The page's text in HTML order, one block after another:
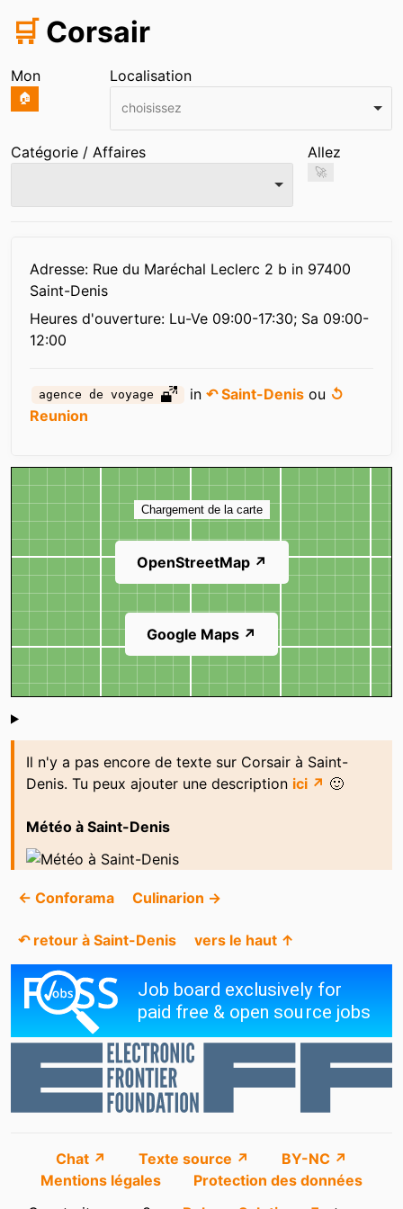
🛒 Corsair
Mon
🏠
Localisation
choisissez
Catégorie / Affaires Allez
🚀
Adresse: Rue du Maréchal Leclerc 2 b in 97400
Saint-Denis
Heures d'ouverture: Lu-Ve 09:00-17:30; Sa 09:00-
12:00
agence de voyage in↶ Saint-Denis ou ↺
Reunion
Carte
Chargement de la carte
OpenStreetMap ↗
Google Maps ↗
Shoutbox
Il n'y a pas encore de texte sur Corsair à Saint-
Denis. Tu peux ajouter une description ici ↗ 🙂
Météo à Saint-Denis
← Conforama Culinarion →
↶ retour à Saint-Denis vers le haut ↑
Chat ↗ Texte source ↗
BY-NC ↗
Mentions légales
Protection des données